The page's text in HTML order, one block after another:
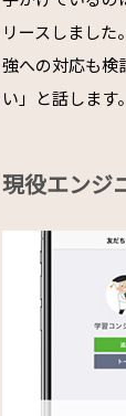
リースしまし
強への対応も検
い」と話します。
現役エンジ